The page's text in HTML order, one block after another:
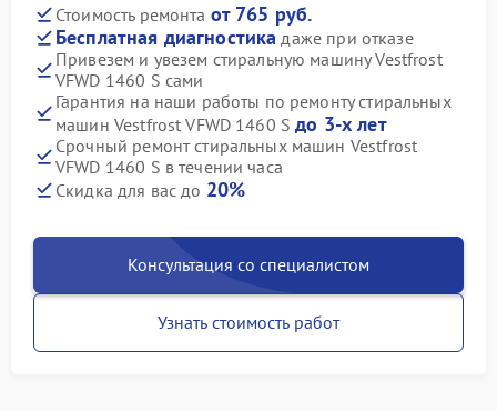
Стоимость ремонта от 765 руб.
Бесплатная диагностика даже при отказе
Привезем и увезем стиральную машину Vestfrost
VFWD 1460 S сами
Гарантия на наши работы по ремонту стиральных
машин Vestfrost VFWD 1460 Sдо 3-х лет
Срочный ремонт стиральных машин Vestfrost
VFWD 1460 S в течении часа
Скидка для вас до 20%
Консультация со специалистом
Узнать стоимость работ